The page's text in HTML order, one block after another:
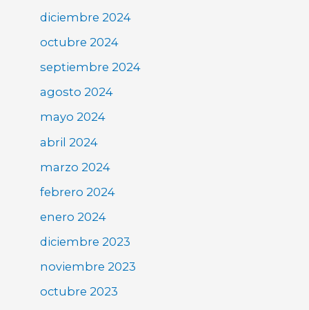
diciembre 2024
octubre 2024
septiembre 2024
agosto 2024
mayo 2024
abril 2024
marzo 2024
febrero 2024
enero 2024
diciembre 2023
noviembre 2023
octubre 2023